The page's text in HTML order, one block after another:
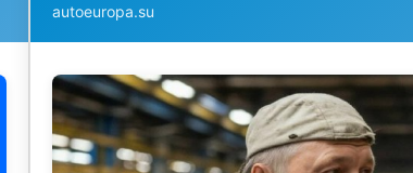
autoeuropa.su